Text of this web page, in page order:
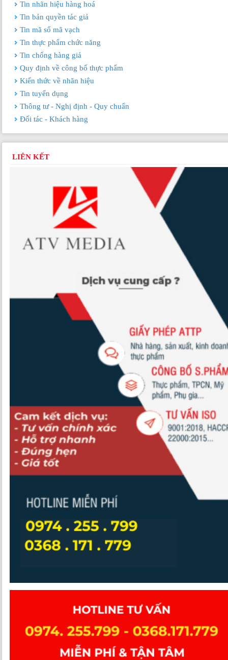
Tin nhãn hiệu hàng hoá
Tin bản quyền tác giả
Tin mã số mã vạch
Tin thực phẩm chức năng
Tin chống hàng giả
Quy định về công bố thực phẩm
Kiến thức về nhãn hiệu
Tin tuyển dụng
Thông tư - Nghị định - Quy chuẩn
Đối tác - Khách hàng
LIÊN KẾT